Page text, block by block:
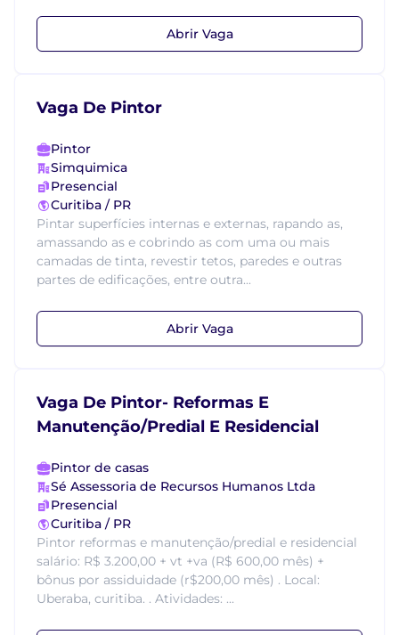
Abrir Vaga
Vaga De Pintor
Pintor
Simquimica
Presencial
Curitiba / PR
Pintar superfícies internas e externas, rapando as,
amassando as e cobrindo as com uma ou mais
camadas de tinta, revestir tetos, paredes e outras
partes de edificações, entre outra...
Abrir Vaga
Vaga De Pintor- Reformas E
Manutenção/Predial E Residencial
Pintor de casas
Sé Assessoria de Recursos Humanos Ltda
Presencial
Curitiba / PR
Pintor reformas e manutenção/predial e residencial
salário: R$ 3.200,00 + vt +va (R$ 600,00 mês) +
bônus por assiduidade (r$200,00 mês) . Local:
Uberaba, curitiba. . Atividades: ...